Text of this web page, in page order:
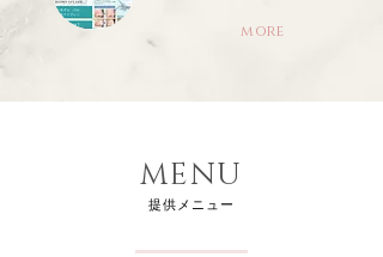
more
MENU
​提供メニュー